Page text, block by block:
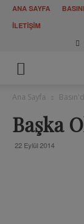
ANA SAYFA
İLETİŞİM
Ana Sayfa
Başka
22 Eylül 2014